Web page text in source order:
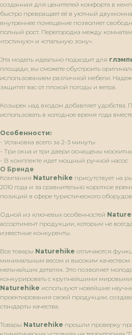
созданная для ценителей комфорта в
быстро превращает её в уютный
внутреннее помещение позволяет
полный рост. Перегородка между
«гостиную» и «спальную зону».
Эта модель идеально подходит для
площади, вы сможете обустроить
использованием различной мебели.
защитят вас от плохой погоды и ветра.
Козырек над входом добавляет удобства.
использовать в холодное время года
Особенности:
- Установка всего за 2-3 минуты
- Три окна и три двери оснащены
- В комплекте идет мощный ручной насос
О Бренде
Компания Naturehike присутствует на
2010 года и за сравнительно короткое
позиций в сфере туристического
Одной из ключевых особенностей
ассортимент продукции, которым не
известные конкуренты.
Все товары Naturehike отличаются
минимальным весом и высоким качеством
мельчайших деталях. Это позволяет
конкурировать с крупнейшими
Naturehike используют новейшие
проектирования своей продукции,
стандарты качества.
Товары Naturehike прошли проверку